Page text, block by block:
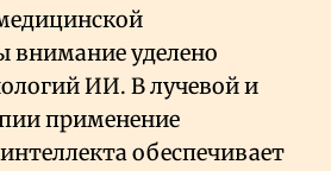
внимание уделено
ИИ. В лучевой и
применение
обеспечивает